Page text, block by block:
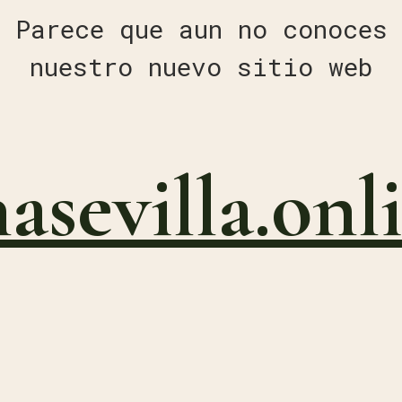
Parece que aun no conoces
nuestro nuevo sitio web